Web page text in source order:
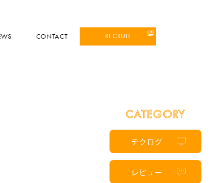
CONTACT RECRUIT
CATEGORY
テクログ
レビュー